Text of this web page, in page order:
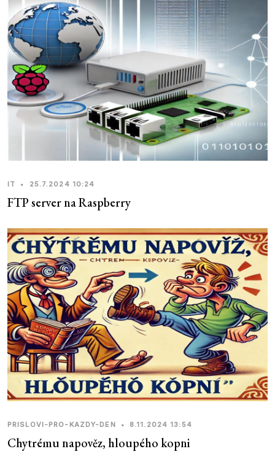
IT • 25.7.2024 10:24
FTP server na Raspberry
PRISLOVI-PRO-KAZDY-DEN • 8.11.2024 13:54
Chytrému napověz, hloupého kopni